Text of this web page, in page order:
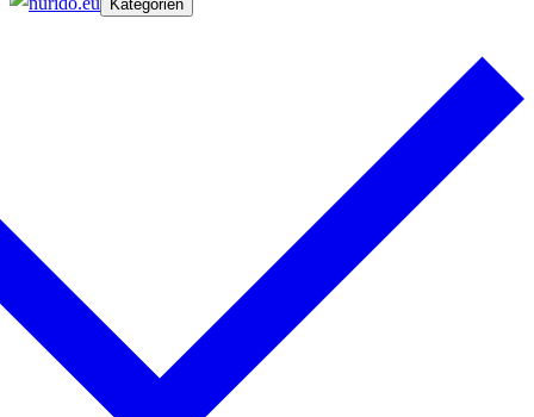
Kategorien